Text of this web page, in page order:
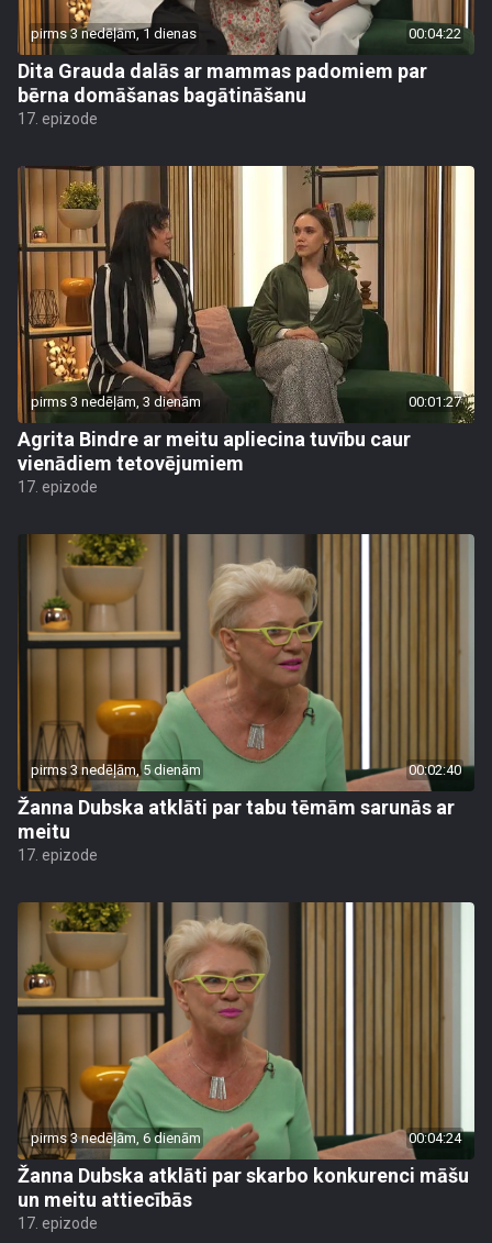
pirms 3 nedēļām, 1 dienas 00:04:22
Dita Grauda dalās ar mammas padomiem par
bērna domāšanas bagātināšanu
17. epizode
pirms 3 nedēļām, 3 dienām 00:01:27
Agrita Bindre ar meitu apliecina tuvību caur
vienādiem tetovējumiem
17. epizode
pirms 3 nedēļām, 5 dienām 00:02:40
Žanna Dubska atklāti par tabu tēmām sarunās ar
meitu
17. epizode
pirms 3 nedēļām, 6 dienām 00:04:24
Žanna Dubska atklāti par skarbo konkurenci māšu
un meitu attiecībās
17. epizode